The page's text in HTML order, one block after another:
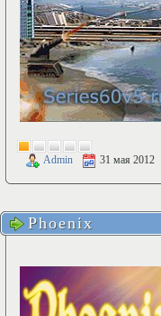
Admin 31 мая 2012
Phoenix